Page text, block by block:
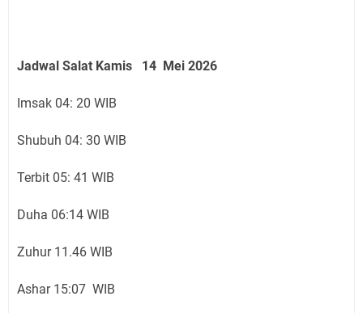
Jadwal Salat Kamis 14 Mei 2026
Imsak 04: 20 WIB
Shubuh 04: 30 WIB
Terbit 05: 41 WIB
Duha 06:14 WIB
Zuhur 11.46 WIB
Ashar 15:07 WIB